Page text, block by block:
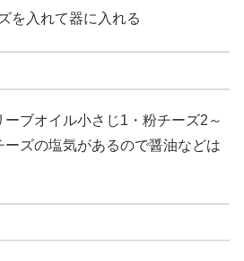
を入れて器に入れる
ブオイル小さじ1・粉チーズ2～
ズの塩気があるので醤油などは